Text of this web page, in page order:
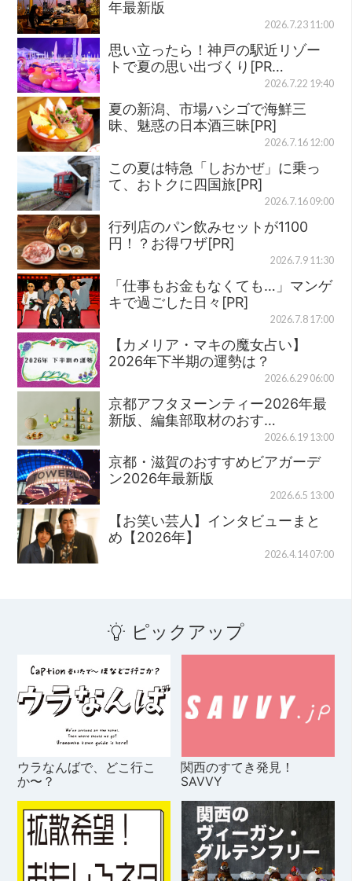
年最新版
2026.7.23 11:00
思い立ったら！神戸の駅近リゾー
トで夏の思い出づくり[PR…
2026.7.22 19:40
夏の新潟、市場ハシゴで海鮮三
昧、魅惑の日本酒三昧[PR]
2026.7.16 12:00
この夏は特急「しおかぜ」に乗っ
て、おトクに四国旅[PR]
2026.7.16 09:00
行列店のパン飲みセットが1100
円！？お得ワザ[PR]
2026.7.9 11:30
「仕事もお金もなくても…」マンゲ
キで過ごした日々[PR]
2026.7.8 17:00
【カメリア・マキの魔女占い】
2026年下半期の運勢は？
2026.6.29 06:00
京都アフタヌーンティー2026年最
新版、編集部取材のおす…
2026.6.19 13:00
京都・滋賀のおすすめビアガーデ
ン2026年最新版
2026.6.5 13:00
【お笑い芸人】インタビューまと
め【2026年】
2026.4.14 07:00
ピックアップ
ウラなんばで、どこ行こ
か〜？
関西のすてき発見！
SAVVY